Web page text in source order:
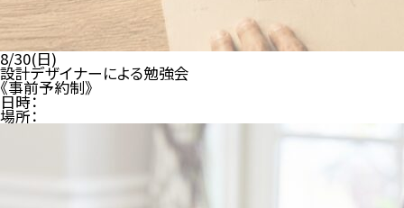
8/30(日)
設計デザイナーによる勉強会
《事前予約制》
日時：
場所：